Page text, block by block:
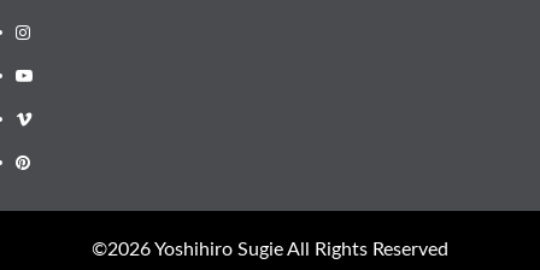
Instagram
Youtube
Vimeo
Pinterest
©︎2026 Yoshihiro Sugie All Rights Reserved